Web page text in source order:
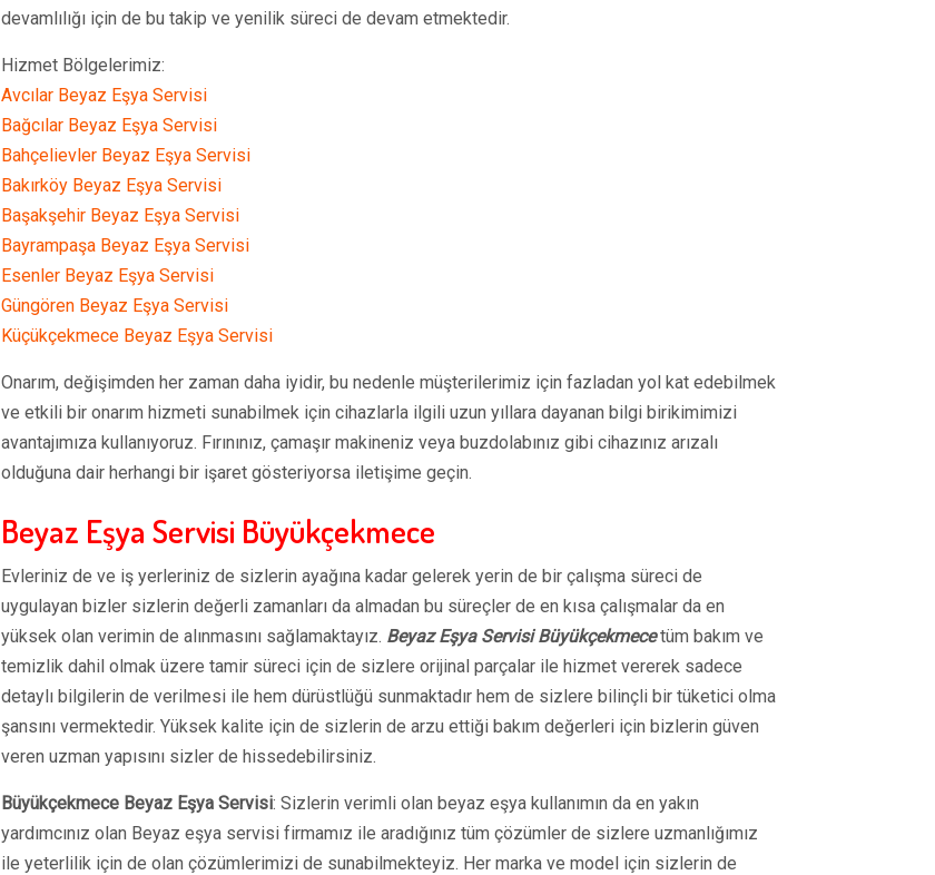
devamlılığı için de bu takip ve yenilik süreci de devam etmektedir.
Hizmet Bölgelerimiz:
Avcılar Beyaz Eşya Servisi
Bağcılar Beyaz Eşya Servisi
Bahçelievler Beyaz Eşya Servisi
Bakırköy Beyaz Eşya Servisi
Başakşehir Beyaz Eşya Servisi
Bayrampaşa Beyaz Eşya Servisi
Esenler Beyaz Eşya Servisi
Güngören Beyaz Eşya Servisi
Küçükçekmece Beyaz Eşya Servisi
Onarım, değişimden her zaman daha iyidir, bu nedenle müşterilerimiz için fazladan yol kat edebilmek
ve etkili bir onarım hizmeti sunabilmek için cihazlarla ilgili uzun yıllara dayanan bilgi birikimimizi
avantajımıza kullanıyoruz. Fırınınız, çamaşır makineniz veya buzdolabınız gibi cihazınız arızalı
olduğuna dair herhangi bir işaret gösteriyorsa iletişime geçin.
Beyaz Eşya Servisi Büyükçekmece
Evleriniz de ve iş yerleriniz de sizlerin ayağına kadar gelerek yerin de bir çalışma süreci de
uygulayan bizler sizlerin değerli zamanları da almadan bu süreçler de en kısa çalışmalar da en
yüksek olan verimin de alınmasını sağlamaktayız. Beyaz Eşya Servisi Büyükçekmecetüm bakım ve
temizlik dahil olmak üzere tamir süreci için de sizlere orijinal parçalar ile hizmet vererek sadece
detaylı bilgilerin de verilmesi ile hem dürüstlüğü sunmaktadır hem de sizlere bilinçli bir tüketici olma
şansını vermektedir. Yüksek kalite için de sizlerin de arzu ettiği bakım değerleri için bizlerin güven
veren uzman yapısını sizler de hissedebilirsiniz.
Büyükçekmece Beyaz Eşya Servisi: Sizlerin verimli olan beyaz eşya kullanımın da en yakın
yardımcınız olan Beyaz eşya servisi firmamız ile aradığınız tüm çözümler de sizlere uzmanlığımız
ile yeterlilik için de olan çözümlerimizi de sunabilmekteyiz. Her marka ve model için sizlerin de